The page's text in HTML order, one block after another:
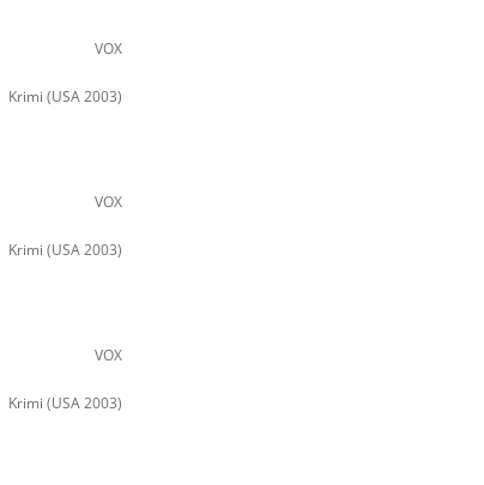
VOX
Krimi (USA 2003)
VOX
Krimi (USA 2003)
VOX
Krimi (USA 2003)